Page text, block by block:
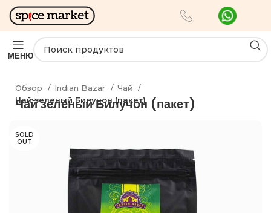
МЕНЮ
Обзор Indian Bazar
Чай
Чай зеленый Билучон (пакет)
Чай зеленый Билучон (пакет)
SOLD
OUT